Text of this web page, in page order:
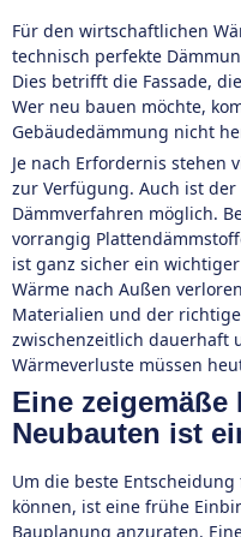
Für den wirtschaftlichen
technisch perfekte
Dies betrifft die Fassade,
Wer neu bauen möchte,
Gebäudedämmung nicht
Je nach Erfordernis stehen
zur Verfügung. Auch ist
Dämmverfahren möglich.
vorrangig
ist ganz sicher ein
Wärme nach Außen
Materialien und der
zwischenzeitlich dauerhaft
Wärmeverluste müssen
Eine zeigemäße
Neubauten ist
Um die beste
können, ist eine frühe
Bauplanung anzuraten.